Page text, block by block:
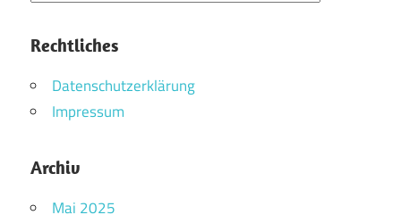
Rechtliches
Datenschutzerklärung
Impressum
Archiv
Mai 2025